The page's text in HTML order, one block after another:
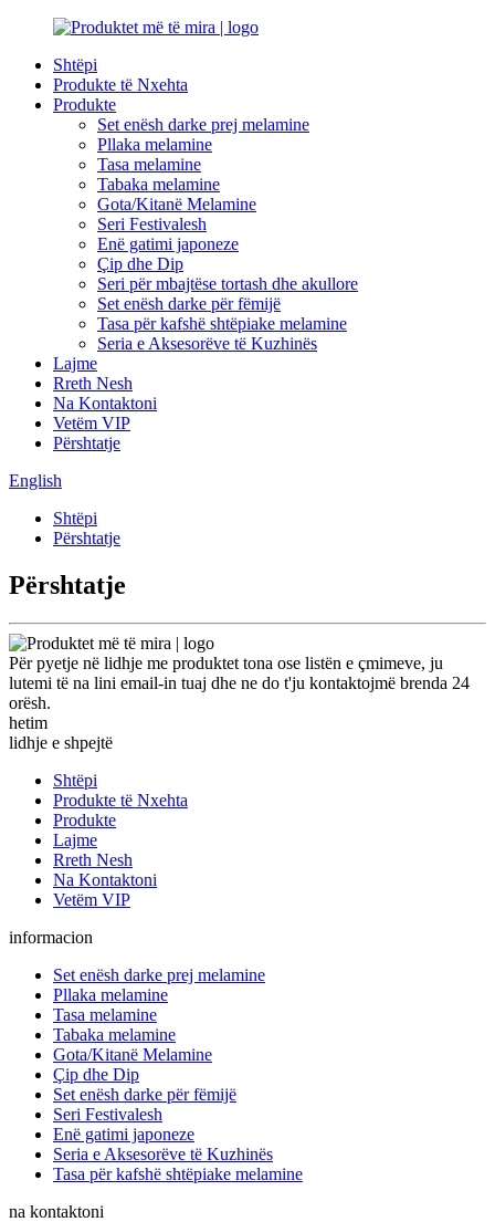
Shtëpi
Produkte të Nxehta
Produkte
Set enësh darke prej melamine
Pllaka melamine
Tasa melamine
Tabaka melamine
Gota/Kitanë Melamine
Seri Festivalesh
Enë gatimi japoneze
Çip dhe Dip
Seri për mbajtëse tortash dhe akullore
Set enësh darke për fëmijë
Tasa për kafshë shtëpiake melamine
Seria e Aksesorëve të Kuzhinës
Lajme
Rreth Nesh
Na Kontaktoni
Vetëm VIP
Përshtatje
English
Shtëpi
Përshtatje
Përshtatje
Për pyetje në lidhje me produktet tona ose listën e çmimeve, ju
lutemi të na lini email-in tuaj dhe ne do t'ju kontaktojmë brenda 24
orësh.
hetim
lidhje e shpejtë
Shtëpi
Produkte të Nxehta
Produkte
Lajme
Rreth Nesh
Na Kontaktoni
Vetëm VIP
informacion
Set enësh darke prej melamine
Pllaka melamine
Tasa melamine
Tabaka melamine
Gota/Kitanë Melamine
Çip dhe Dip
Set enësh darke për fëmijë
Seri Festivalesh
Enë gatimi japoneze
Seria e Aksesorëve të Kuzhinës
Tasa për kafshë shtëpiake melamine
na kontaktoni